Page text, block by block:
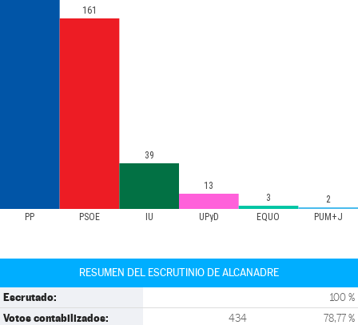
PP PSOE IU UPyD EQUO PUM+J
161
39
13
3
2
RESUMEN DEL ESCRUTINIO DE ALCANADRE
Escrutado: 100 %
Votos contabilizados: 434 78,77 %